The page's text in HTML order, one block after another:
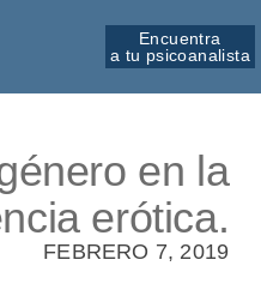
Encuentra
a tu psicoanalista
en la
erótica.
FEBRERO 7, 2019